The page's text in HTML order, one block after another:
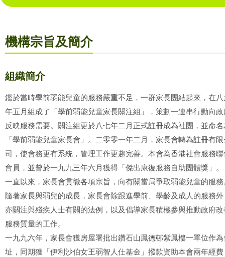
機構宗旨及簡介
組織簡介
鑑於當時學前弱能兒童的服務嚴重不足，一群家長團結起來，在八
年五月組成了「學前弱能兒童家長關注組」，策劃一連串行動向政
反映服務需要。關注組更於八七年二月正式註冊成為社團，並命名
「學前弱能兒童家長會」。二零零一年二月，家長會轉為註冊有
司，使會務更有系統，管理工作更趨完善。本會為香港社會服務聯
會員，並曾於一九九三年六月獲得「傑出康復服務自助團體獎」。
一直以來，家長會貫徹各項宗旨，向有關當局爭取弱能兒童的服務
隨著家長與弱兒的成長，家長會除跟進學前、學齡及成人的服務外
亦關注與殘疾人士有關的法例，以及倡導家長積極參與推動政府改
服務質量的工作。
一九九六年，家長會獲房屋署批出鑽石山鳳德邨紫鳳樓一單位作為
址，同期獲「伊利沙伯女王弱智人仕基金」撥款資助本會兩年經費